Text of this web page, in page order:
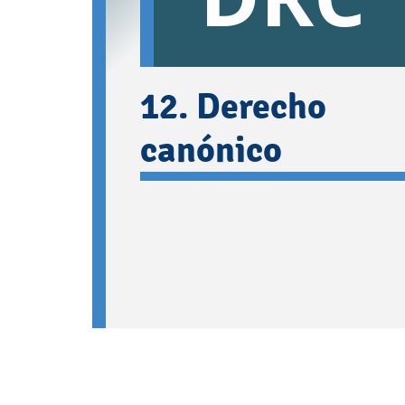
12. Derecho
canónico